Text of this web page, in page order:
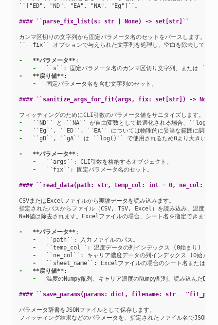
``["ED", "ND", "EA", "NA", "Eg"]``。
#### ``parse_fix_list(s: str | None) -> set[str]``
カンマ区切りの文字列から固定パラメータ名のセットをパースします。
``--fix`` オプションで与えられた文字列を処理し、空白を除去して有効
- **パラメータ**
-
-
**戻り値**
-
  固定パラメータ名を含む文字列のセット。
#### ``sanitize_args_for_fit(args, fix: set[str]) ->
-
-
-
``gD``, ``gA`` は ``log()`` で使用されるため0より大きい値に
- **パラメータ**
-
-
  ``fix``: 固定パラメータ名のセット。
#### ``read_data(path: str, temp_col: int = 0, ne_col: int
CSVまたはExcelファイルから実験データを読み込みます。
指定されたパスからファイル（CSV, TSV, Excel）を読み込み、温
NaN値は除去されます。Excelファイルの場合、シート名を指定できます。
- **パラメータ**
-
-
-
-
-
**戻り値**
-
温度のNumpy配列、キャリア濃度のNumpy配列、読み込んだ
#### ``save_params(params: dict, filename: str =
パラメータ辞書をJSONファイルとして保存します。
フィッティング結果などのパラメータを、指定されたファイル名でJSON形